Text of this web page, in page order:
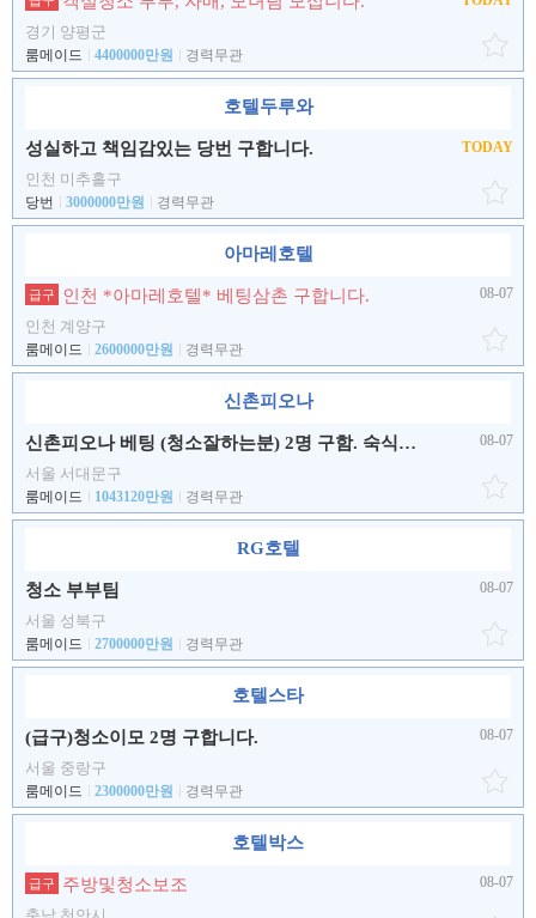
경기 양평군
룸메이드 4400000만원 경력무관
호텔두루와
성실하고 책임감있는 당번 구합니다.
인천 미추홀구
당번 3000000만원 경력무관
TODAY
아마레호텔
급구 인천 *아마레호텔* 베팅삼촌 구합니다.
인천 계양구
룸메이드 2600000만원 경력무관
08-07
신촌피오나
신촌피오나 베팅 (청소잘하는분) 2명 구함. 숙식제공 월4회휴무
서울 서대문구
룸메이드 1043120만원 경력무관
08-07
RG호텔
청소 부부팀
서울 성북구
룸메이드 2700000만원 경력무관
08-07
호텔스타
(급구)청소이모 2명 구합니다.
서울 중랑구
룸메이드 2300000만원 경력무관
08-07
호텔박스
급구 주방및청소보조 08-07